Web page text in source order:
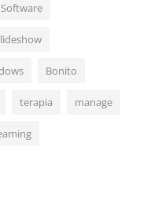
Bonito
terapia manage